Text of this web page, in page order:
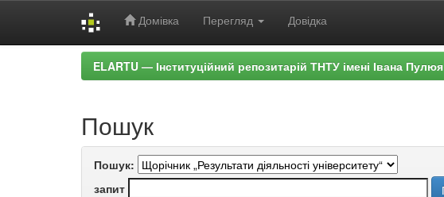
Домівка Перегляд Довідка
ELARTU — Інституційний репозитарій ТНТУ імені Івана Пулюя
Пошук
Пошук:
запит